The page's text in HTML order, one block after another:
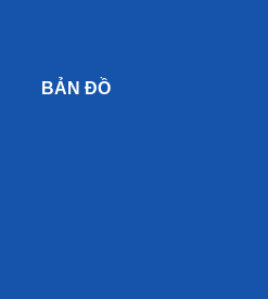
BẢN ĐỒ